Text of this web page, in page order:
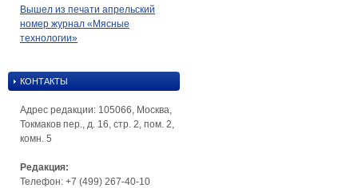
Вышел из печати апрельский
номер журнал «Мясные
технологии»
КОНТАКТЫ
Адрес редакции: 105066, Москва,
Токмаков пер., д. 16, стр. 2, пом. 2,
комн. 5
Редакция:
Телефон: +7 (499) 267-40-10